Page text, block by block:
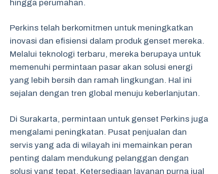
hingga perumahan.
Perkins telah berkomitmen untuk meningkatkan
inovasi dan efisiensi dalam produk genset mereka.
Melalui teknologi terbaru, mereka berupaya untuk
memenuhi permintaan pasar akan solusi energi
yang lebih bersih dan ramah lingkungan. Hal ini
sejalan dengan tren global menuju keberlanjutan.
Di Surakarta, permintaan untuk genset Perkins juga
mengalami peningkatan. Pusat penjualan dan
servis yang ada di wilayah ini memainkan peran
penting dalam mendukung pelanggan dengan
solusi yang tepat. Ketersediaan layanan purna jual